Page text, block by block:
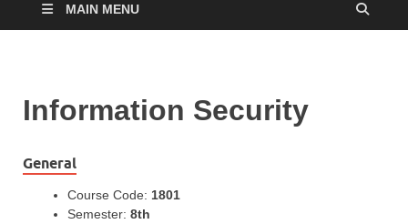
MAIN MENU
Information Security
General
Course Code: 1801
Semester: 8th